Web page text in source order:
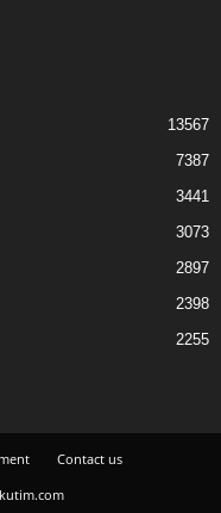
13567
7387
3441
3073
2897
2398
2255
Contact us